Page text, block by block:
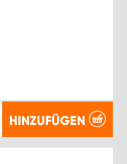
HINZUFÜGEN